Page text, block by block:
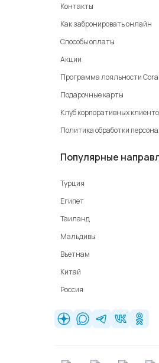
Контакты
Как забронировать онлайн
Способы оплаты
Акции
Программа лояльности
Подарочные карты
Клуб корпоративных
Политика обработки
Популярные
Турция
Египет
Таиланд
Мальдивы
Вьетнам
Китай
Россия